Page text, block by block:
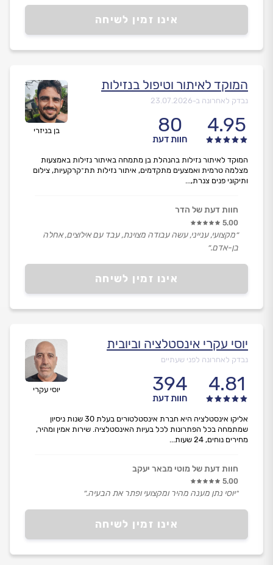
אינו זמין לשיחה
ארבל הגיע ביום שישי (במיוחד כדי שלא אשאר כל הסופ"ש
הצינור.
לפתוח הכל, בלי ללכלך או להרוס כלום מסביב.
בנוסף, הוא עזר לי בעוד משהו קטן על הדרך בלי לבקש
תוספת תשלום והמחיר היה הוגן ביותר – שווה כל שקל.
פשוט תענוג לראות בעל מקצוע יסודי, הוגן ומקצועי ככ –
ממליצה בחום.״
בן בניזרי
המוקד לאיתור וטיפול בנזילות
נבדק לאחרונה ב-23.07.2026
4.95
80
חוות דעת
אינו זמין לשיחה
המוקד לאיתור נזילות בהנהלת בן מתמחה באיתור נזילות באמצעות
מצלמה טרמית ואמצעים מתקדמים, איתור נזילות תת־קרקעיות, צילום
ותיקוני פנים צנרת,...
חוות דעת של הדר
5.00
״מקצועי, ענייני, עשה עבודה מצוינת, עבד עם אילוצים, אחלה
בן-אדם.״
יוסי עקרי
יוסי עקרי אינסטלציה וביובית
נבדק לאחרונה לפני שעתיים
4.81
394
חוות דעת
אינו זמין לשיחה
אליקו אינסטלציה היא חברת אינסטלטורים בעלת 30 שנות ניסיון
שמתמחה בכל הפתרונות לכל בעיות האינסטלציה. שירות אמין ומהיר,
מחירים נוחים, 24 שעות...
חוות דעת של מוטי מבאר יעקב
5.00
״יוסי נתן מענה מהיר ומקצועי ופתר את הבעיה.״